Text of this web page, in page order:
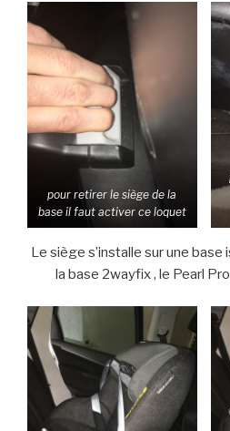
pour retirer le siège de la
base il faut activer ce loquet
Le siège s’installe sur une
la base 2wayfix , le Pearl